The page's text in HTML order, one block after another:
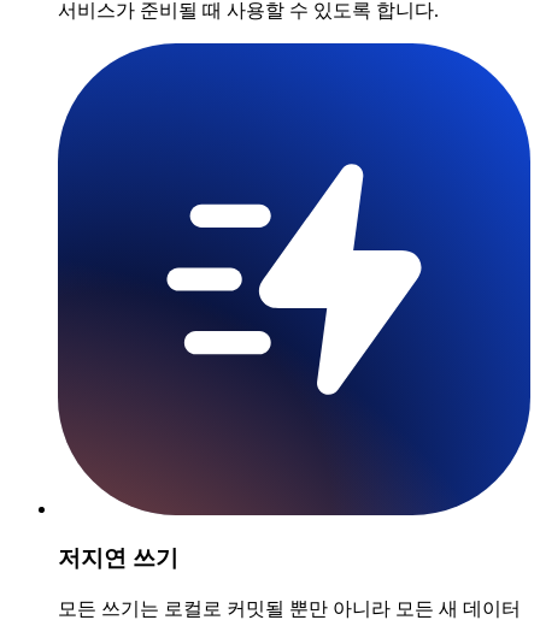
서비스가 준비될 때 사용할 수 있도록 합니다.
저지연 쓰기
모든 쓰기는 로컬로 커밋될 뿐만 아니라 모든 새 데이터